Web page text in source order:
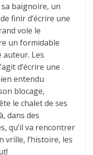
baignoire, un
finir d’écrire une
vole le
un formidable
auteur. Les
d’écrire une
entendu
blocage,
le chalet de ses
dans des
qu’il va rencontrer
vrille, l’histoire, les